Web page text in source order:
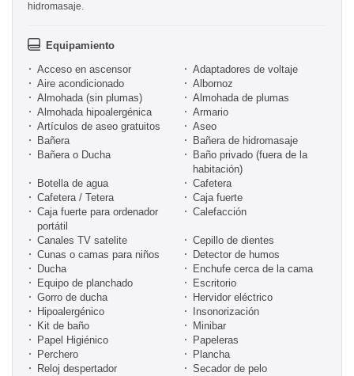
hidromasaje.
Equipamiento
Acceso en ascensor
Adaptadores de voltaje
Aire acondicionado
Albornoz
Almohada (sin plumas)
Almohada de plumas
Almohada hipoalergénica
Armario
Artículos de aseo gratuitos
Aseo
Bañera
Bañera de hidromasaje
Bañera o Ducha
Baño privado (fuera de la
habitación)
Botella de agua
Cafetera
Cafetera / Tetera
Caja fuerte
Caja fuerte para ordenador
portátil
Calefacción
Canales TV satelite
Cepillo de dientes
Cunas o camas para niños
Detector de humos
Ducha
Enchufe cerca de la cama
Equipo de planchado
Escritorio
Gorro de ducha
Hervidor eléctrico
Hipoalergénico
Insonorización
Kit de baño
Minibar
Papel Higiénico
Papeleras
Perchero
Plancha
Reloj despertador
Secador de pelo